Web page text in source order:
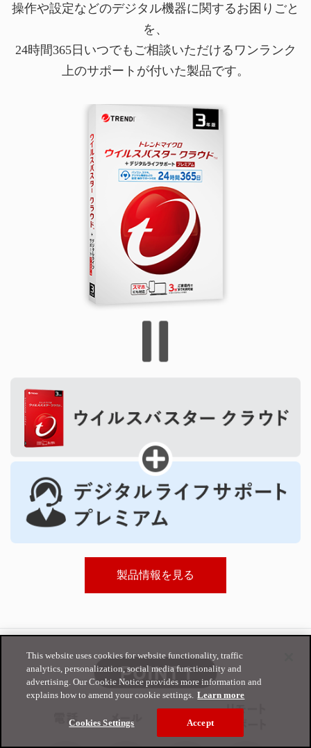
操作や設定などのデジタル機器に関するお困りごと
を、
24時間365日いつでもご相談いただけるワンランク
上のサポートが付いた製品です。
製品情報を見る
This website uses cookies for website functionality, traffic
analytics, personalization, social media functionality and
advertising. Our Cookie Notice provides more information and
explains how to amend your cookie settings. Learn more
Cookies Settings Accept